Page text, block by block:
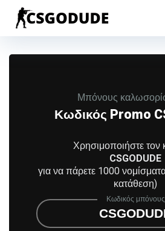
Μπόνους
Κωδικός Promo
Χρησιμοποιήστε τον
CSGODUDE
για να πάρετε 1000
κατάθεση)
Κωδικός μπόνους